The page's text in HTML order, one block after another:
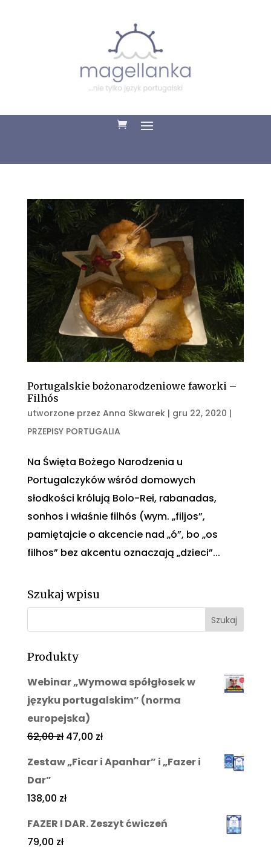
Portugalskie bożonarodzeniowe faworki –
Filhós
utworzone przez Anna Skwarek| gru 22, 2020 |
PRZEPISY PORTUGALIA
Na Święta Bożego Narodzenia u
Portugalczyków wśród domowych
słodkości królują Bolo-Rei, rabanadas,
sonhos i właśnie filhós (wym. „filjos”,
pamiętajcie o akcencie nad „ó”, bo „os
filhos” bez akcentu oznaczają „dzieci”...
Szukaj wpisu
Produkty
Webinar „Wymowa spółgłosek w
języku portugalskim” (norma
europejska)
62,00zł 47,00 zł
Zestaw „Ficar i Apanhar” i „Fazer i
Dar”
138,00 zł
FAZER I DAR. Zeszyt ćwiczeń
79,00 zł